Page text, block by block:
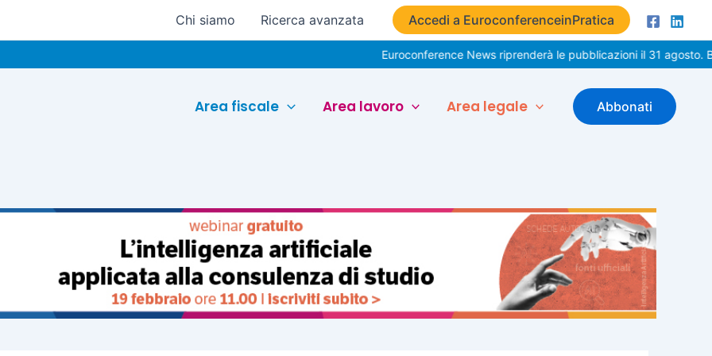
Chi siamo Ricerca avanzata Accedi a EuroconferenceinPratica
Euroconference News riprenderà le pubblicazioni il 31 agosto. Buone
Area fiscale Area lavoro Area legale Abbonati